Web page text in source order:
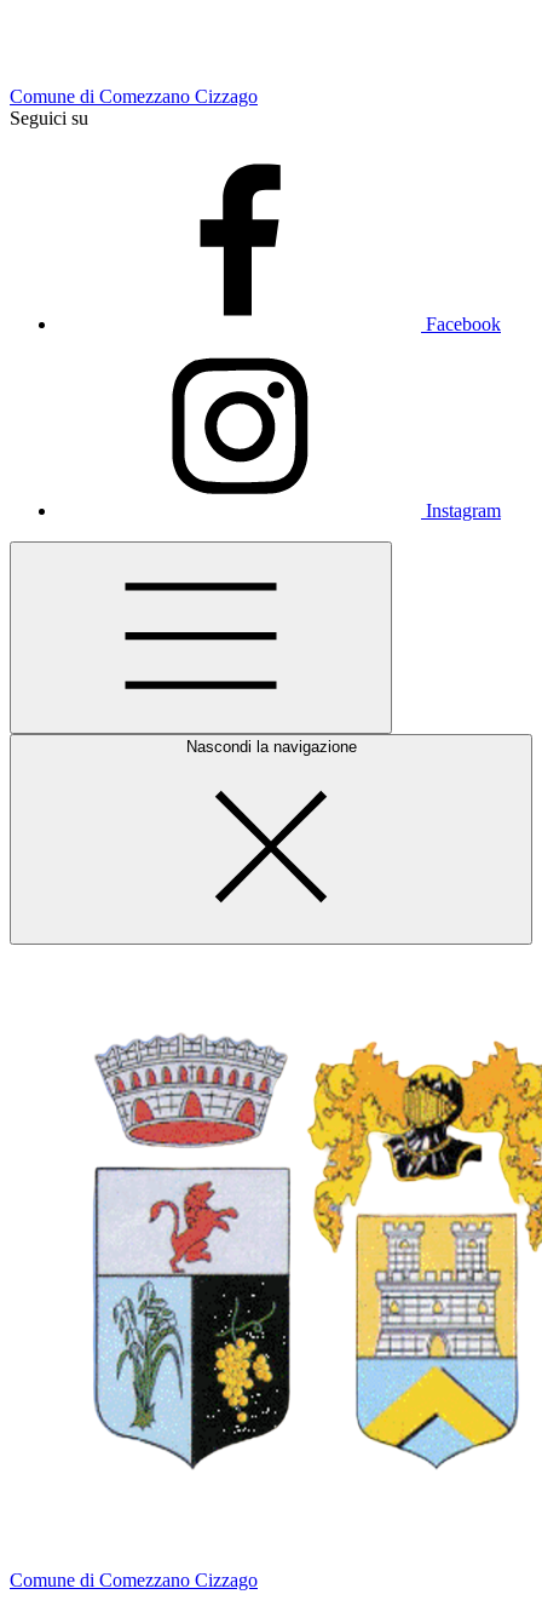
Comune di Comezzano Cizzago
Seguici su
Facebook
Instagram
Nascondi la navigazione
Comune di Comezzano Cizzago